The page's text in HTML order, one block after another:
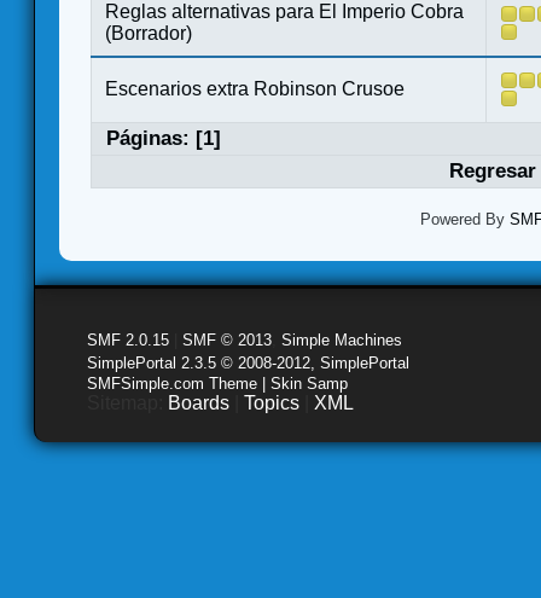
Reglas alternativas para El Imperio Cobra
(Borrador)
Escenarios extra Robinson Crusoe
Páginas: [1]
Powered By
SMF 2.0.15 SMF © 2013 Simple Machines
SimplePortal 2.3.5 © 2008-2012, SimplePortal
SMFSimple.com Theme | Skin Samp
Boards Topics XML